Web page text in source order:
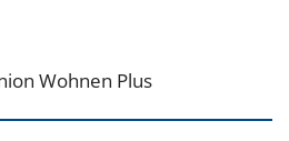
Wohnen Plus